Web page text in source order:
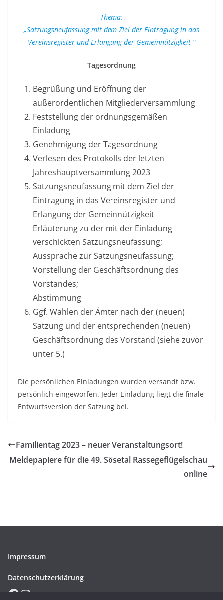
Thema:
„Satzungsneufassung mit dem Ziel der Eintragung in das
Vereinsregister und Erlangung der Gemeinnützigkeit “
Tagesordnung
Begrüßung und Eröffnung der
außerordentlichen Mitgliederversammlung
Feststellung der ordnungsgemäßen
Einladung
Genehmigung der Tagesordnung
Verlesen des Protokolls der letzten
Jahreshauptversammlung 2023
Satzungsneufassung mit dem Ziel der
Eintragung in das Vereinsregister und
Erlangung der Gemeinnützigkeit
Erläuterung zu der mit der Einladung
verschickten Satzungsneufassung;
Aussprache zur Satzungsneufassung;
Vorstellung der Geschäftsordnung des
Vorstandes;
Abstimmung
Ggf. Wahlen der Ämter nach der (neuen)
Satzung und der entsprechenden (neuen)
Geschäftsordnung des Vorstand (siehe zuvor
unter 5.)
Die persönlichen Einladungen wurden versandt bzw.
persönlich eingeworfen. Jeder Einladung liegt die finale
Entwurfsversion der Satzung bei.
Familientag 2023 – neuer Veranstaltungsort!
Meldepapiere für die 49. Sösetal Rassegeflügelschau
online
Impressum
Datenschutzerklärung
Facebook
Instagram